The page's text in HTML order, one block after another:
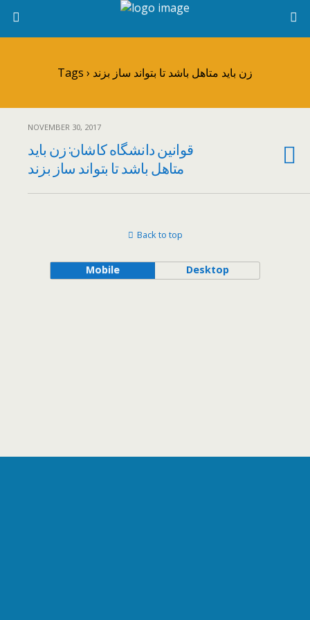
Tags › زن باید متاهل باشد تا بتواند ساز بزند
NOVEMBER 30, 2017
قوانین دانشگاه کاشان: زن باید
متاهل باشد تا بتواند ساز بزند
Back to top
Mobile Desktop